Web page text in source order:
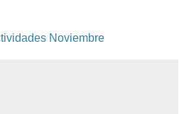
Noviembre